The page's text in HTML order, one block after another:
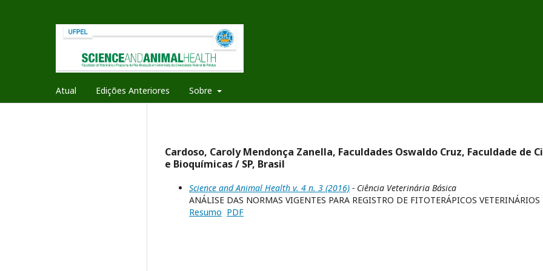
Atual Edições Anteriores Sobre
Cardoso, Caroly Mendonça Zanella, Faculdades Oswaldo Cruz, Faculdade de
e Bioquímicas / SP, Brasil
Science and Animal Health v. 4 n. 3 (2016) - Ciência Veterinária Básica
ANÁLISE DAS NORMAS VIGENTES PARA REGISTRO DE FITOTERÁPICOS
Resumo PDF